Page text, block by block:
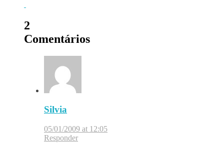
2
Comentários
Silvia
05/01/2009 at 12:05
Responder